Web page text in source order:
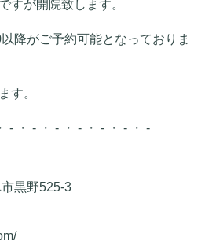
すが開院致します。
降がご予約可能となっておりま
す。
- ・ - ・ - ・ - ・ - ・ - ・ -
黒野525-3